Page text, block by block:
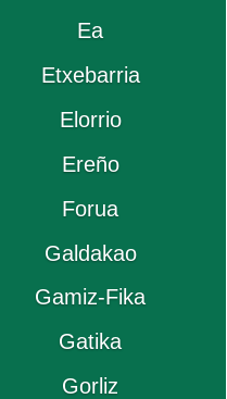
Ea
Etxebarria
Elorrio
Ereño
Forua
Galdakao
Gamiz-Fika
Gatika
Gorliz